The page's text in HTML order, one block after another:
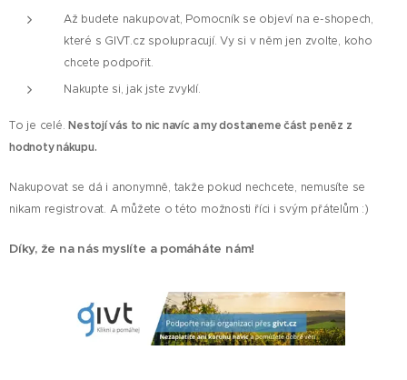
Až budete nakupovat, Pomocník se objeví na e-shopech,
které s GIVT.cz spolupracují. Vy si v něm jen zvolte, koho
chcete podpořit.
Nakupte si, jak jste zvyklí.
To je celé.Nestojí vás to nic navíc a my dostaneme část peněz z
hodnoty nákupu.
Nakupovat se dá i anonymně, takže pokud nechcete, nemusíte se
nikam registrovat. A můžete o této možnosti říci i svým přátelům :)
Díky, že na nás myslíte a pomáháte nám!